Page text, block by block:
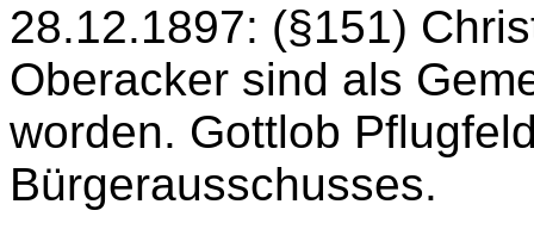
28.12.1897: (§151)
Oberacker sind als
worden. Gottlob
Bürgerausschusses.